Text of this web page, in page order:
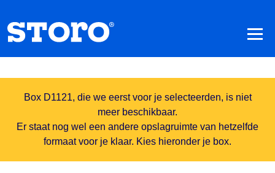
Box D1121, die we eerst voor je selecteerden, is niet
meer beschikbaar.
Er staat nog wel een andere opslagruimte van hetzelfde
formaat voor je klaar. Kies hieronder je box.